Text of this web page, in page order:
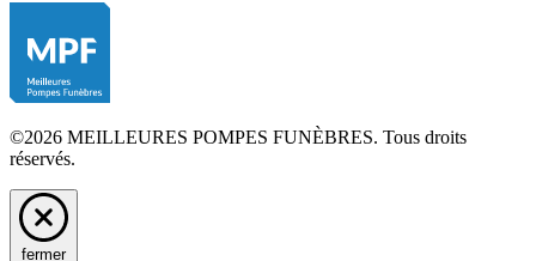
©2026 MEILLEURES POMPES FUNÈBRES. Tous droits
réservés.
fermer